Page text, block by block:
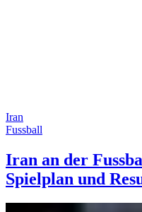
Iran
Fussball
Iran an der
Spielplan und